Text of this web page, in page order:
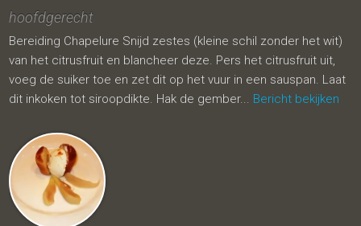
hoofdgerecht
Bereiding Chapelure Snijd zestes (kleine schil zonder het wit)
van het citrusfruit en blancheer deze. Pers het citrusfruit uit,
voeg de suiker toe en zet dit op het vuur in een sauspan. Laat
dit inkoken tot siroopdikte. Hak de gember... Bericht bekijken